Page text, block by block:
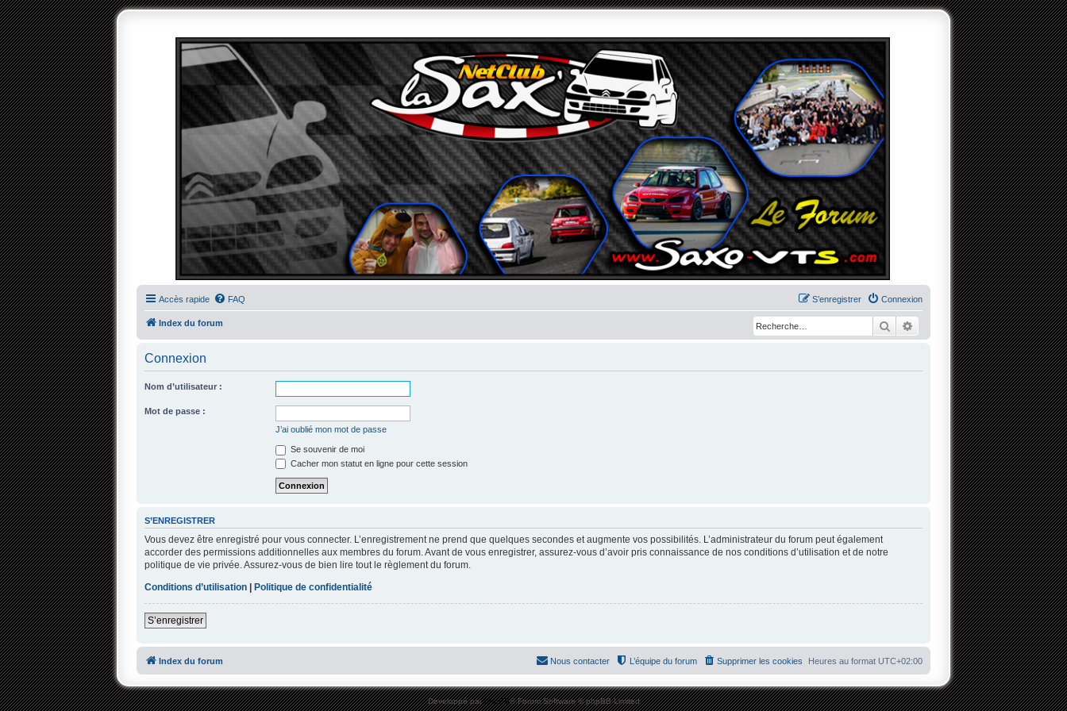
Accès rapide FAQ Connexion
S’enregistrer
Index du forum RechercherRecherche avancée
Connexion
Nom d’utilisateur :
Mot de passe :
J’ai oublié mon mot de passe
Se souvenir de moi
Cacher mon statut en ligne pour cette session
S’ENREGISTRER
Vous devez être enregistré pour vous connecter. L’enregistrement ne prend que quelques secondes et augmente vos possibilités. L’administrateur du forum peut également
accorder des permissions additionnelles aux membres du forum. Avant de vous enregistrer, assurez-vous d’avoir pris connaissance de nos conditions d’utilisation et de notre
politique de vie privée. Assurez-vous de bien lire tout le règlement du forum.
Conditions d’utilisation | Politique de confidentialité
S’enregistrer
Index du forum Heures au format UTC+02:00
Supprimer les cookies
L’équipe du forum
Nous contacter
Développé parphpBB® Forum Software © phpBB Limited